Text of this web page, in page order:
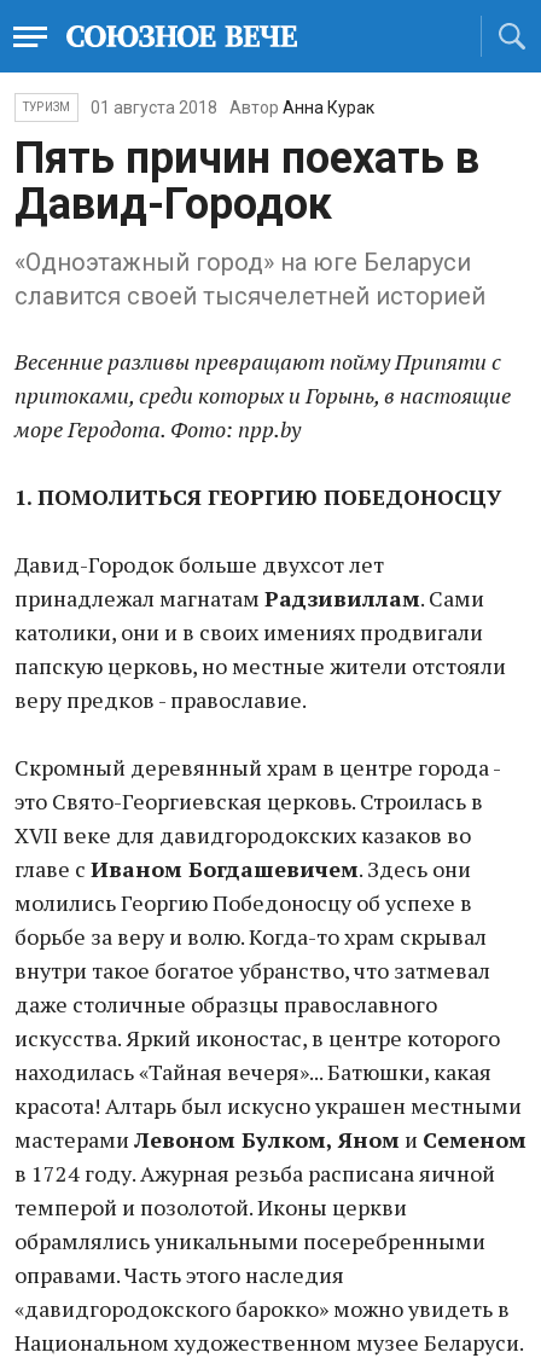
ТУРИЗМ 01 августа 2018 АвторАнна Курак
Пять причин поехать в
Давид-Городок
«Одноэтажный город» на юге Беларуси
славится своей тысячелетней историей
Весенние разливы превращают пойму Припяти с
притоками, среди которых и Горынь, в настоящие
море Геродота. Фото: npp.by
1. ПОМОЛИТЬСЯ ГЕОРГИЮ ПОБЕДОНОСЦУ
Давид-Городок больше двухсот лет
принадлежал магнатам Радзивиллам. Сами
католики, они и в своих имениях продвигали
папскую церковь, но местные жители отстояли
веру предков - православие.
Скромный деревянный храм в центре города -
это Свято-Георгиевская церковь. Строилась в
XVII веке для давидгородокских казаков во
главе с Иваном Богдашевичем. Здесь они
молились Георгию Победоносцу об успехе в
борьбе за веру и волю. Когда-то храм скрывал
внутри такое богатое убранство, что затмевал
даже столичные образцы православного
искусства. Яркий иконостас, в центре которого
находилась «Тайная вечеря»... Батюшки, какая
красота! Алтарь был искусно украшен местными
мастерами Левоном Булком, Яном и Семеном
в 1724 году. Ажурная резьба расписана яичной
темперой и позолотой. Иконы церкви
обрамлялись уникальными посеребренными
оправами. Часть этого наследия
«давидгородокского барокко» можно увидеть в
Национальном художественном музее Беларуси.